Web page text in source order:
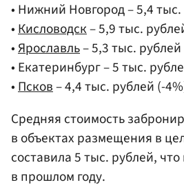
• Нижний Новгород – 5,4
•Кисловодск– 5,9 тыс.
•Ярославль– 5,3 тыс.
• Екатеринбург – 5 тыс.
•Псков– 4,4 тыс. рублей (-
Средняя стоимость
в объектах размещения в
составила 5 тыс. рублей,
в прошлом году.